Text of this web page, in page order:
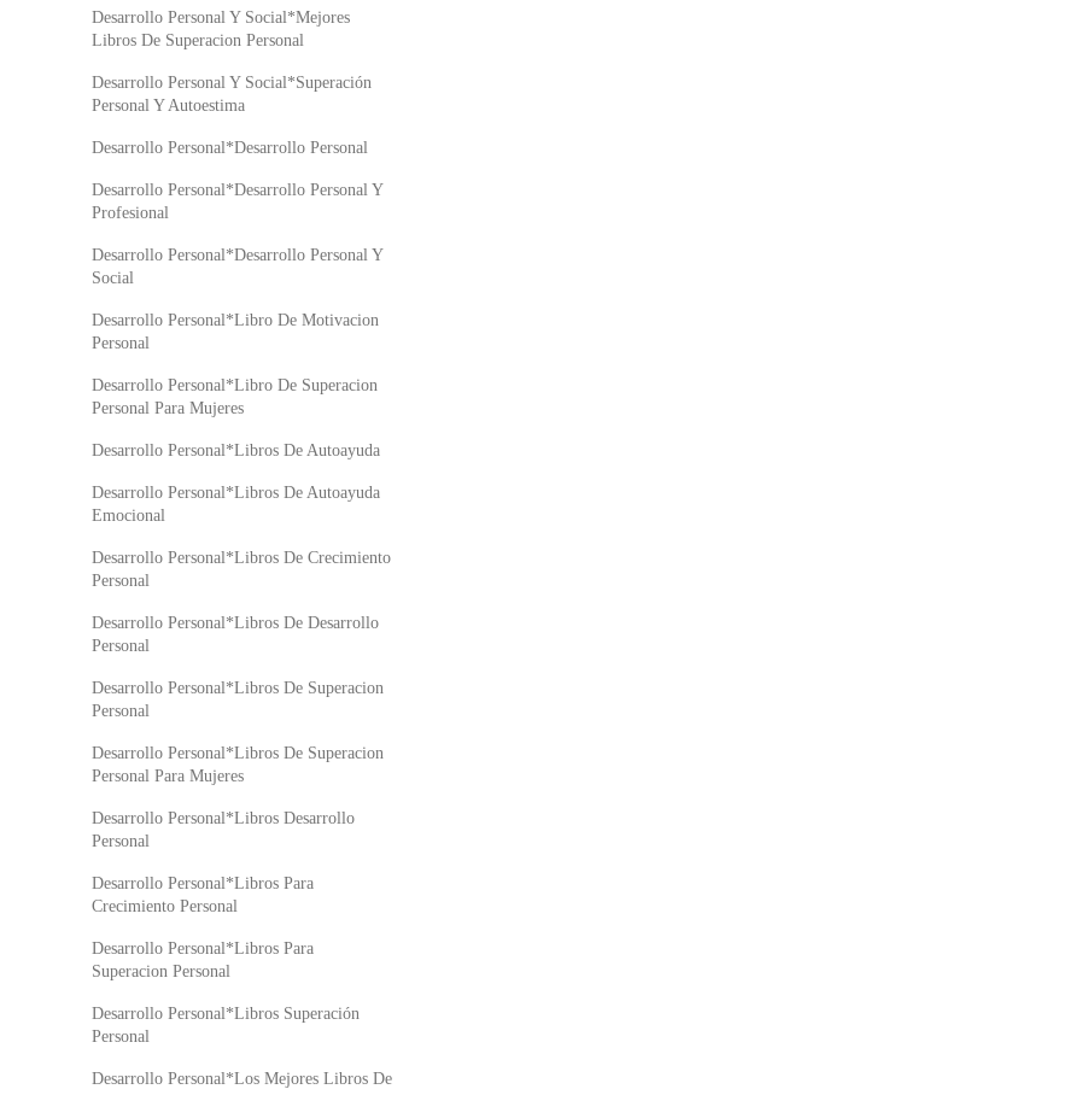
Desarrollo Personal Y Social*Mejores
Libros De Superacion Personal
Desarrollo Personal Y Social*Superación
Personal Y Autoestima
Desarrollo Personal*Desarrollo Personal
Desarrollo Personal*Desarrollo Personal Y
Profesional
Desarrollo Personal*Desarrollo Personal Y
Social
Desarrollo Personal*Libro De Motivacion
Personal
Desarrollo Personal*Libro De Superacion
Personal Para Mujeres
Desarrollo Personal*Libros De Autoayuda
Desarrollo Personal*Libros De Autoayuda
Emocional
Desarrollo Personal*Libros De Crecimiento
Personal
Desarrollo Personal*Libros De Desarrollo
Personal
Desarrollo Personal*Libros De Superacion
Personal
Desarrollo Personal*Libros De Superacion
Personal Para Mujeres
Desarrollo Personal*Libros Desarrollo
Personal
Desarrollo Personal*Libros Para
Crecimiento Personal
Desarrollo Personal*Libros Para
Superacion Personal
Desarrollo Personal*Libros Superación
Personal
Desarrollo Personal*Los Mejores Libros De